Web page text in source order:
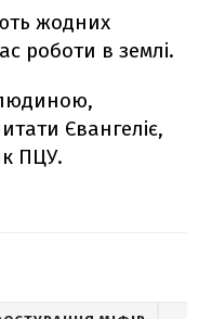
жодних
роботи в землі.
Євангеліє,
ПЦУ.